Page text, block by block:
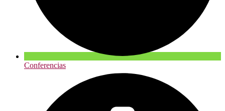
Conferencias